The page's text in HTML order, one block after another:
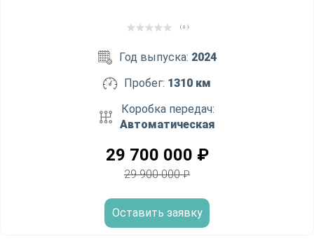
( 0 )
Год выпуска: 2024
Пробег: 1310 км
Коробка передач:
Автоматическая
29 700 000 ₽
29 900 000₽
Оставить заявку